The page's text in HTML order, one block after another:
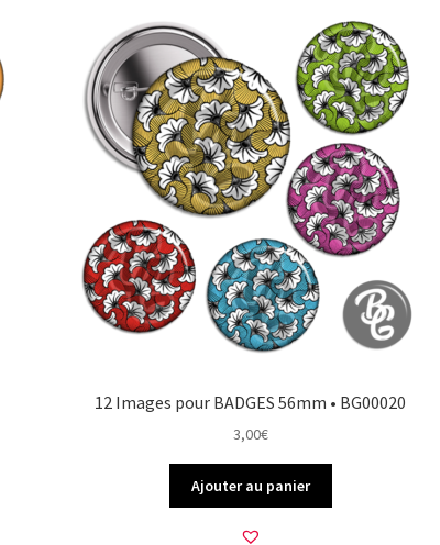
12 Images pour BADGES 56mm • BG00020
3,00€
Ajouter au panier